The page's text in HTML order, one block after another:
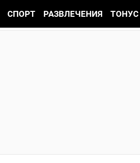
СПОРТ РАЗВЛЕЧЕНИЯ ТОНУС